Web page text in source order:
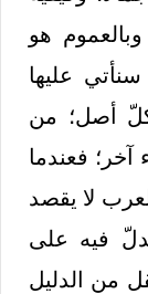
وبالعموم هو
عليها
أصل؛ من
آخر؛ فعندما
لا يقصد
يدلّ فيه على
من الدليل